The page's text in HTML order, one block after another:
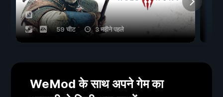
59 चीट 3 महीने पहले
WeMod के साथ अपने गेम का